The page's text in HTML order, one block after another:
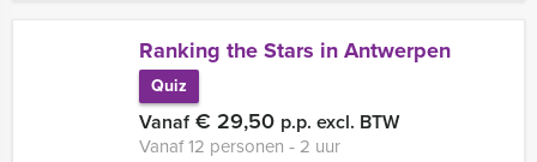
Ranking the Stars in Antwerpen
Quiz
Vanaf€ 29,50 p.p. excl. BTW
Vanaf 12 personen ‐ 2 uur